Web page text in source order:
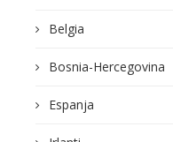
Belgia
Bosnia-Hercegovina
Espanja